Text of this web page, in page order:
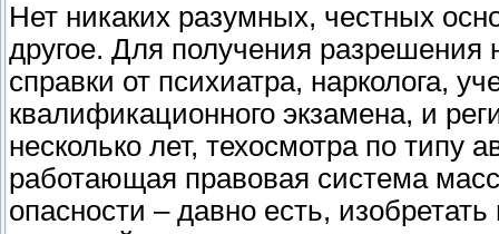
Нет никаких разумных, честных
другое. Для получения разрешения
справки от психиатра, нарколога,
квалификационного экзамена, и
несколько лет, техосмотра по типу
работающая правовая система
опасности – давно есть,